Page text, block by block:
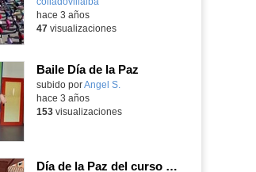
hace 3 años
47visualizaciones
Baile Día de la Paz
Contenido educativo.
subido porAngel S.
hace 3 años
153visualizaciones
Día de la Paz del curso 2021/22